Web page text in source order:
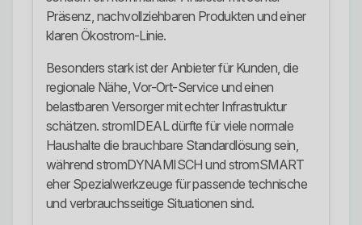
Präsenz, nachvollziehbaren Produkten und einer
klaren Ökostrom-Linie.
Besonders stark ist der Anbieter für Kunden, die
regionale Nähe, Vor-Ort-Service und einen
belastbaren Versorger mit echter Infrastruktur
schätzen. stromIDEAL dürfte für viele normale
Haushalte die brauchbare Standardlösung sein,
während stromDYNAMISCH und stromSMART
eher Spezialwerkzeuge für passende technische
und verbrauchsseitige Situationen sind.